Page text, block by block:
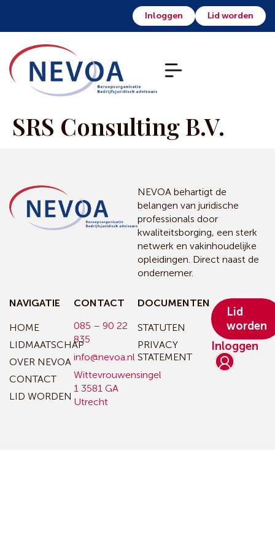
Inloggen Lid worden
SRS Consulting B.V.
NEVOA behartigt de
belangen van juridische
professionals door
kwaliteitsborging, een sterk
netwerk en vakinhoudelijke
opleidingen. Direct naast de
ondernemer.
NAVIGATIE
HOME
LIDMAATSCHAP
OVER NEVOA
CONTACT
LID WORDEN
CONTACT
085 – 90 22
835
info@nevoa.nl
Wittevrouwensingel
1 3581 GA
Utrecht
DOCUMENTEN
STATUTEN
PRIVACY
STATEMENT
Inloggen
Lid
worden